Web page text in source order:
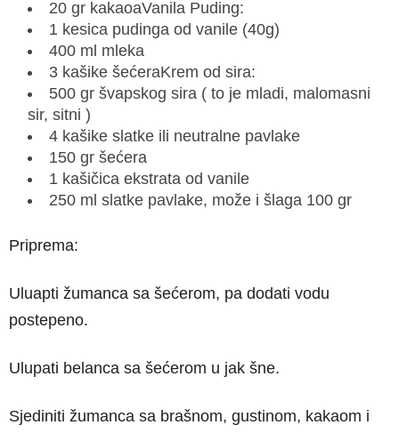
20 gr kakaoaVanila Puding:
1 kesica pudinga od vanile (40g)
400 ml mleka
3 kašike šećeraKrem od sira:
500 gr švapskog sira ( to je mladi, malomasni
sir, sitni )
4 kašike slatke ili neutralne pavlake
150 gr šećera
1 kašičica ekstrata od vanile
250 ml slatke pavlake, može i šlaga 100 gr
Priprema:
Uluapti žumanca sa šećerom, pa dodati vodu
postepeno.
Ulupati belanca sa šećerom u jak šne.
Sjediniti žumanca sa brašnom, gustinom, kakaom i